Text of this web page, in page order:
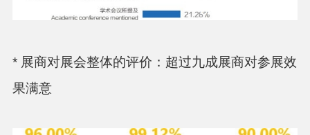
* 展商对展会整体的评价：超过九成展商对参展效
果满意